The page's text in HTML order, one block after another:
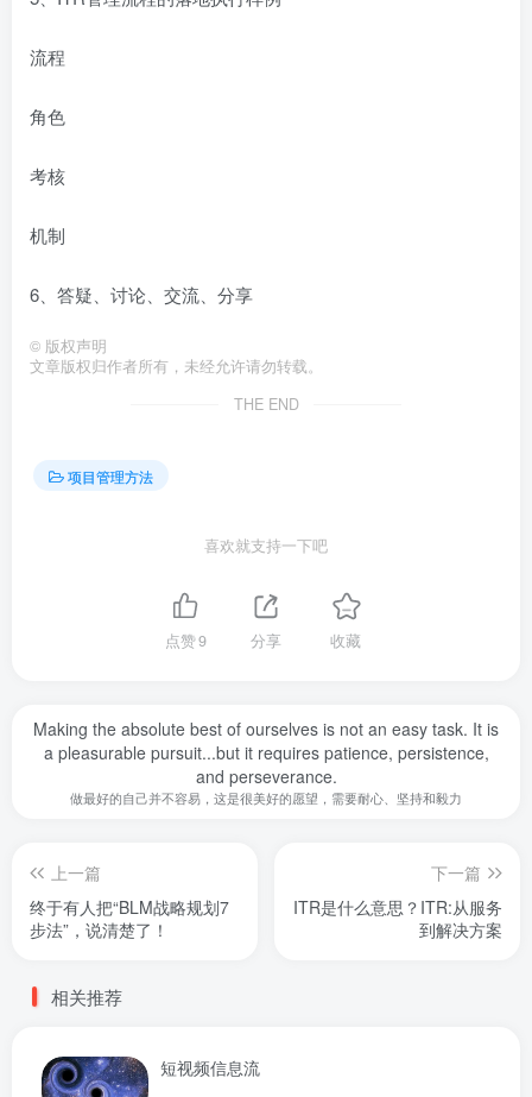
流程
角色
考核
机制
6、答疑、讨论、交流、分享
© 版权声明
文章版权归作者所有，未经允许请勿转载。
THE END
项目管理方法
喜欢就支持一下吧
点赞9 分享 收藏
Making the absolute best of ourselves is not an easy task. It is
a pleasurable pursuit...but it requires patience, persistence,
and perseverance.
做最好的自己并不容易，这是很美好的愿望，需要耐心、坚持和毅力
上一篇
终于有人把“BLM战略规划7
步法”，说清楚了！
下一篇
ITR是什么意思？ITR:从服务
到解决方案
相关推荐
短视频信息流